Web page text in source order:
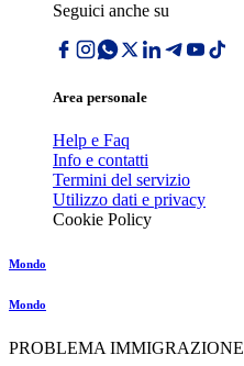
Seguici anche su
Area personale
Help e Faq
Info e contatti
Termini del servizio
Utilizzo dati e privacy
Cookie Policy
Mondo
Mondo
PROBLEMA IMMIGRAZIONE